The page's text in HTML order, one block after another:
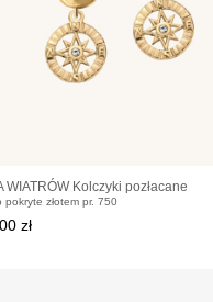
WIATRÓW Kolczyki pozłacane
pokryte złotem pr. 750
zł